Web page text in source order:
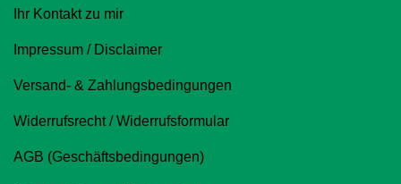
Ihr Kontakt zu mir
Impressum / Disclaimer
Versand- & Zahlungsbedingungen
Widerrufsrecht / Widerrufsformular
AGB (Geschäftsbedingungen)